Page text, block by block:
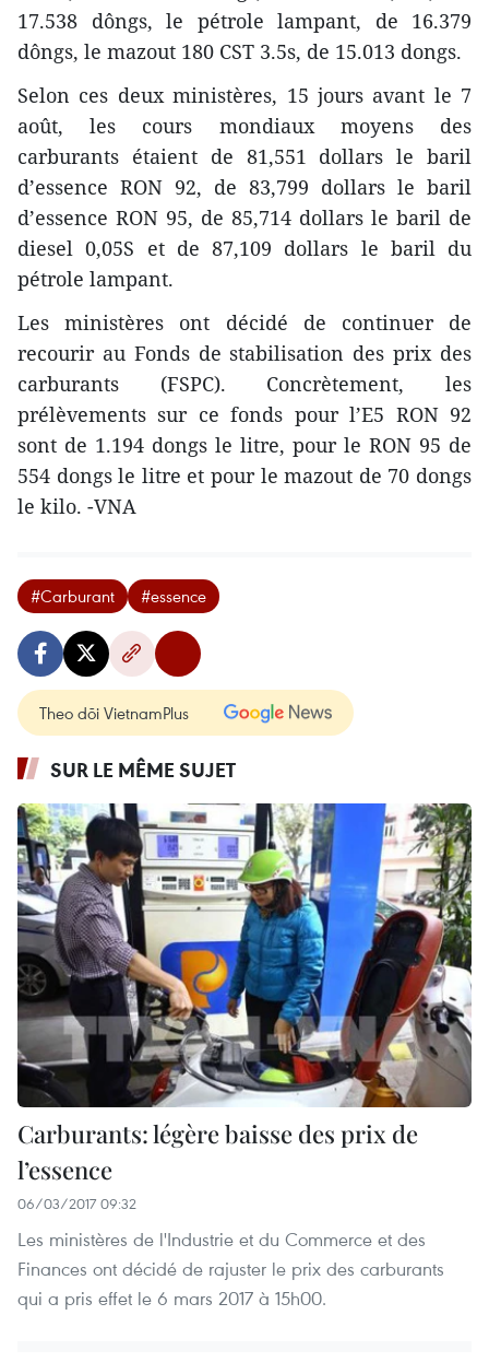
17.538 dôngs, le pétrole lampant, de 16.379
dôngs, le mazout 180 CST 3.5s, de 15.013 dongs.
Selon ces deux ministères, 15 jours avant le 7
août, les cours mondiaux moyens des
carburants étaient de 81,551 dollars le baril
d’essence RON 92, de 83,799 dollars le baril
d’essence RON 95, de 85,714 dollars le baril de
diesel 0,05S et de 87,109 dollars le baril du
pétrole lampant.
Les ministères ont décidé de continuer de
recourir au Fonds de stabilisation des prix des
carburants (FSPC). Concrètement, les
prélèvements sur ce fonds pour l’E5 RON 92
sont de 1.194 dongs le litre, pour le RON 95 de
554 dongs le litre et pour le mazout de 70 dongs
le kilo. -VNA
#Carburant #essence
Theo dõi VietnamPlus
SUR LE MÊME SUJET
Carburants: légère baisse des prix de
l’essence
06/03/2017 09:32
Les ministères de l'Industrie et du Commerce et des
Finances ont décidé de rajuster le prix des carburants
qui a pris effet le 6 mars 2017 à 15h00.